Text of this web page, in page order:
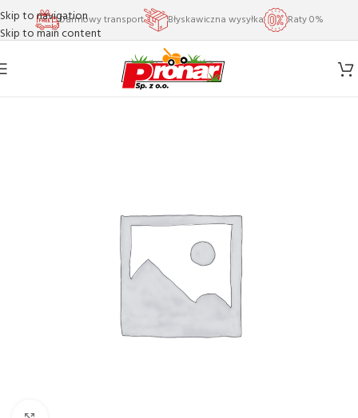
Skip to navigation
Skip to main content
Darmowy transport Błyskawiczna wysyłka Raty 0%